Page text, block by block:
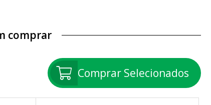
comprar
Comprar Selecionados